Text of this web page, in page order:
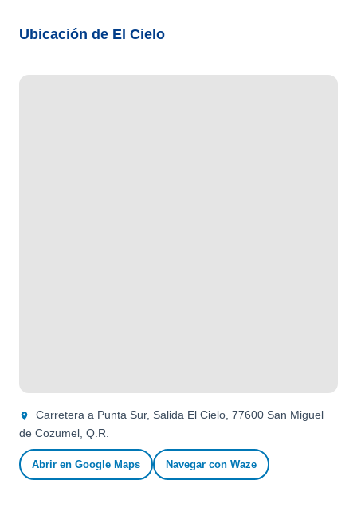
Ubicación de El Cielo
Carretera a Punta Sur, Salida El Cielo, 77600 San Miguel
de Cozumel, Q.R.
Abrir en Google Maps Navegar con Waze